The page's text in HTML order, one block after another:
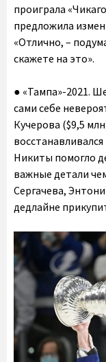
проиграла
предложила
«Отлично, –
скажете на это».
● «Тампа»-2021.
сами себе
Кучерова ($9,5
Никиты помогло
важные детали
Сергачева,
дедлайне